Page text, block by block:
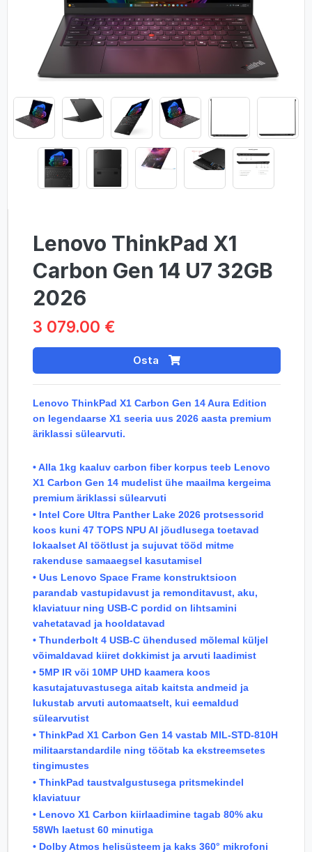
Lenovo ThinkPad X1
Carbon Gen 14 U7 32GB
2026
3 079.00 €
Osta
Lenovo ThinkPad X1 Carbon Gen 14 Aura Edition
on legendaarse X1 seeria uus 2026 aasta premium
äriklassi sülearvuti.
• Alla 1kg kaaluv carbon fiber korpus teeb Lenovo
X1 Carbon Gen 14 mudelist ühe maailma kergeima
premium äriklassi sülearvuti
• Intel Core Ultra Panther Lake 2026 protsessorid
koos kuni 47 TOPS NPU AI jõudlusega toetavad
lokaalset AI töötlust ja sujuvat tööd mitme
rakenduse samaaegsel kasutamisel
• Uus Lenovo Space Frame konstruktsioon
parandab vastupidavust ja remonditavust, aku,
klaviatuur ning USB-C pordid on lihtsamini
vahetatavad ja hooldatavad
• Thunderbolt 4 USB-C ühendused mõlemal küljel
võimaldavad kiiret dokkimist ja arvuti laadimist
• 5MP IR või 10MP UHD kaamera koos
kasutajatuvastusega aitab kaitsta andmeid ja
lukustab arvuti automaatselt, kui eemaldud
sülearvutist
• ThinkPad X1 Carbon Gen 14 vastab MIL-STD-810H
militaarstandardile ning töötab ka ekstreemsetes
tingimustes
• ThinkPad taustvalgustusega pritsmekindel
klaviatuur
• Lenovo X1 Carbon kiirlaadimine tagab 80% aku
58Wh laetust 60 minutiga
• Dolby Atmos helisüsteem ja kaks 360° mikrofoni